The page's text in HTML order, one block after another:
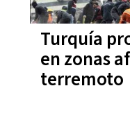
Turquía
en zonas
terremoto